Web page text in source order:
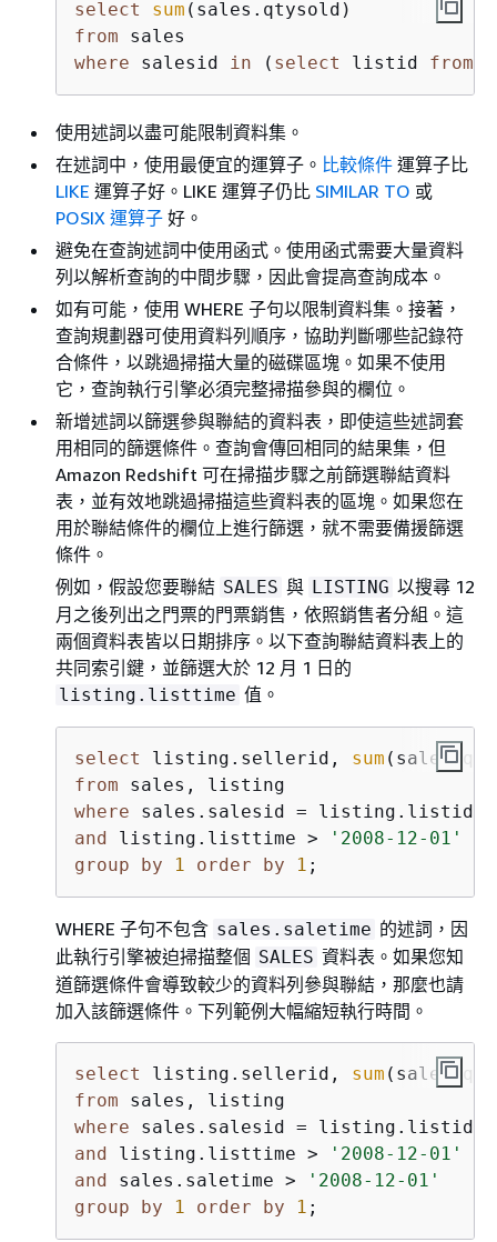
select sum
from
where salesid in ( select listid from
使用述詞以盡可能限制資料集。
在述詞中，使用最便宜的運算子。 比較條件 運算子比
LIKE 運算子好。LIKE 運算子仍比 SIMILAR TO 或
POSIX 運算子 好。
避免在查詢述詞中使用函式。使用函式需要大量資料
列以解析查詢的中間步驟，因此會提高查詢成本。
如有可能，使用 WHERE 子句以限制資料集。接著，
查詢規劃器可使用資料列順序，協助判斷哪些記錄符
合條件，以跳過掃描大量的磁碟區塊。如果不使用
它，查詢執行引擎必須完整掃描參與的欄位。
新增述詞以篩選參與聯結的資料表，即使這些述詞套
用相同的篩選條件。查詢會傳回相同的結果集，但
Amazon Redshift 可在掃描步驟之前篩選聯結資料
表，並有效地跳過掃描這些資料表的區塊。如果您在
用於聯結條件的欄位上進行篩選，就不需要備援篩選
條件。
例如，假設您要聯結 SALES 與 LISTING 以搜尋 12
月之後列出之門票的門票銷售，依照銷售者分組。這
兩個資料表皆以日期排序。以下查詢聯結資料表上的
共同索引鍵，並篩選大於 12 月 1 日的
listing.listtime 值。
select listing.sellerid, sum
from
where sales.salesid =
and listing.listtime >
'2008-12-01'
group
by 1 order by 1 ;
WHERE 子句不包含 sales.saletime 的述詞，因
此執行引擎被迫掃描整個 SALES 資料表。如果您知
道篩選條件會導致較少的資料列參與聯結，那麼也請
加入該篩選條件。下列範例大幅縮短執行時間。
select listing.sellerid, sum
from
where sales.salesid =
and listing.listtime >
'2008-12-01'
and sales.saletime >
'2008-12-01'
group
by 1 order by 1 ;